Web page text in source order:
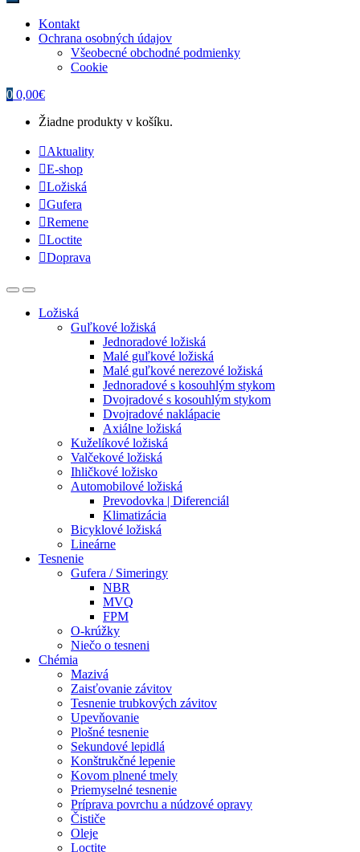
Kontakt
Ochrana osobných údajov
Všeobecné obchodné podmienky
Cookie
0 0,00€
Žiadne produkty v košíku.
Aktuality
E-shop
Ložiská
Gufera
Remene
Loctite
Doprava
Ložiská
Guľkové ložiská
Jednoradové ložiská
Malé guľkové ložiská
Malé guľkové nerezové ložiská
Jednoradové s kosouhlým stykom
Dvojradové s kosouhlým stykom
Dvojradové naklápacie
Axiálne ložiská
Kuželíkové ložiská
Valčekové ložiská
Ihličkové ložisko
Automobilové ložiská
Prevodovka | Diferenciál
Klimatizácia
Bicyklové ložiská
Lineárne
Tesnenie
Gufera / Simeringy
NBR
MVQ
FPM
O-krúžky
Niečo o tesneni
Chémia
Mazivá
Zaisťovanie závitov
Tesnenie trubkových závitov
Upevňovanie
Plošné tesnenie
Sekundové lepidlá
Konštrukčné lepenie
Kovom plnené tmely
Priemyselné tesnenie
Príprava povrchu a núdzové opravy
Čističe
Oleje
Loctite